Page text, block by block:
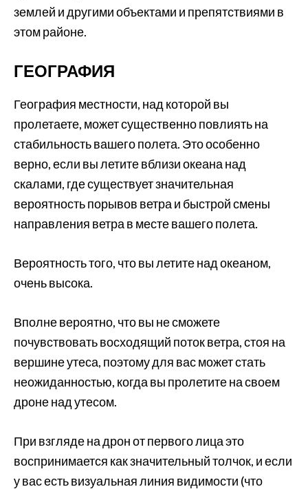
землей и другими объектами и препятствиями в
этом районе.
ГЕОГРАФИЯ
География местности, над которой вы
пролетаете, может существенно повлиять на
стабильность вашего полета. Это особенно
верно, если вы летите вблизи океана над
скалами, где существует значительная
вероятность порывов ветра и быстрой смены
направления ветра в месте вашего полета.
Вероятность того, что вы летите над океаном,
очень высока.
Вполне вероятно, что вы не сможете
почувствовать восходящий поток ветра, стоя на
вершине утеса, поэтому для вас может стать
неожиданностью, когда вы пролетите на своем
дроне над утесом.
При взгляде на дрон от первого лица это
воспринимается как значительный толчок, и если
у вас есть визуальная линия видимости (что